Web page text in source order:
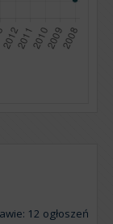
12 ogłoszeń